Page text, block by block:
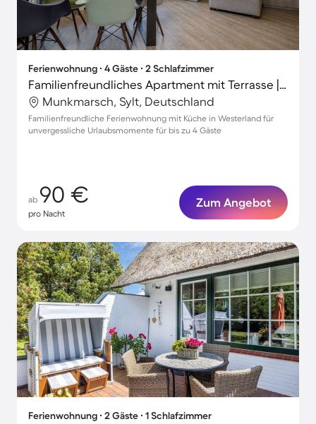
Ferienwohnung ∙ 4 Gäste ∙ 2 Schlafzimmer
Familienfreundliches Apartment mit Terrasse | Perfekt für die Arbeit von Zuhause
Munkmarsch, Sylt, Deutschland
Familienfreundliche Ferienwohnung mit Küche in Westerland für
unvergessliche Urlaubsmomente für bis zu 4 Gäste
ab 90 €
pro Nacht
Zum Angebot
Ferienwohnung ∙ 2 Gäste ∙ 1 Schlafzimmer